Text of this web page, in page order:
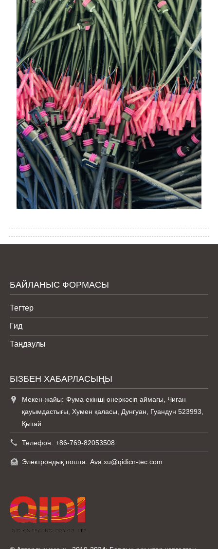
БАЙЛАНЫС ФОРМАСЫ
Тегтер
Гид
Таңдаулы
БІЗБЕН ХАБАРЛАСЫҢЫ
Мекен-жайы: Фума екінші өнеркәсіп аймағы, Чиган
қауымдастығы, Хумен қаласы, Дунгуан, Гуандун 523993,
Қытай
Телефон: +86-769-82053508
Электрондық пошта: Ava.xu@qidicn-tec.com